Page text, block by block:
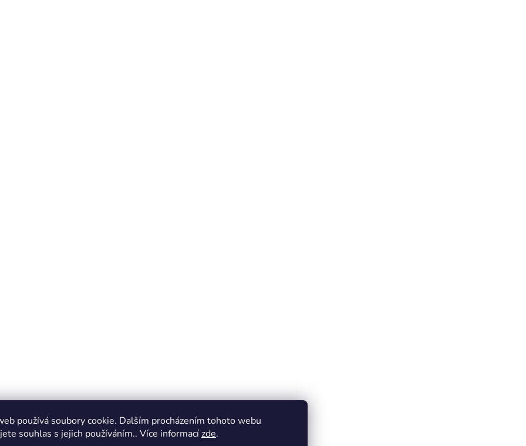
používá soubory cookie. Dalším procházením tohoto webu
souhlas s jejich používáním.. Více informacízde.